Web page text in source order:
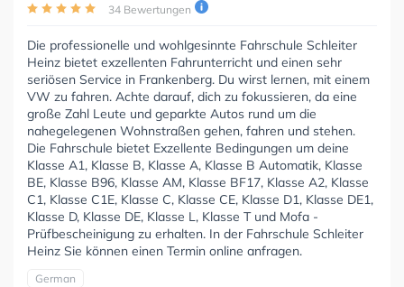
34 Bewertungen
Die professionelle und wohlgesinnte Fahrschule Schleiter
Heinz bietet exzellenten Fahrunterricht und einen sehr
seriösen Service in Frankenberg. Du wirst lernen, mit einem
VW zu fahren. Achte darauf, dich zu fokussieren, da eine
große Zahl Leute und geparkte Autos rund um die
nahegelegenen Wohnstraßen gehen, fahren und stehen.
Die Fahrschule bietet Exzellente Bedingungen um deine
Klasse A1, Klasse B, Klasse A, Klasse B Automatik, Klasse
BE, Klasse B96, Klasse AM, Klasse BF17, Klasse A2, Klasse
C1, Klasse C1E, Klasse C, Klasse CE, Klasse D1, Klasse DE1,
Klasse D, Klasse DE, Klasse L, Klasse T und Mofa -
Prüfbescheinigung zu erhalten. In der Fahrschule Schleiter
Heinz Sie können einen Termin online anfragen.
German